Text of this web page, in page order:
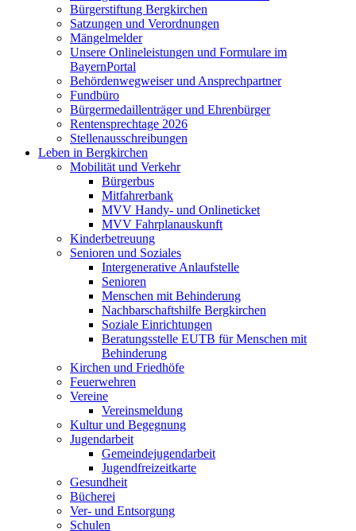
Bürgerstiftung Bergkirchen
Satzungen und Verordnungen
Mängelmelder
Unsere Onlineleistungen und Formulare im
BayernPortal
Behördenwegweiser und Ansprechpartner
Fundbüro
Bürgermedaillenträger und Ehrenbürger
Rentensprechtage 2026
Stellenausschreibungen
Leben in Bergkirchen
Mobilität und Verkehr
Bürgerbus
Mitfahrerbank
MVV Handy- und Onlineticket
MVV Fahrplanauskunft
Kinderbetreuung
Senioren und Soziales
Intergenerative Anlaufstelle
Senioren
Menschen mit Behinderung
Nachbarschaftshilfe Bergkirchen
Soziale Einrichtungen
Beratungsstelle EUTB für Menschen mit
Behinderung
Kirchen und Friedhöfe
Feuerwehren
Vereine
Vereinsmeldung
Kultur und Begegnung
Jugendarbeit
Gemeindejugendarbeit
Jugendfreizeitkarte
Gesundheit
Bücherei
Ver- und Entsorgung
Schulen